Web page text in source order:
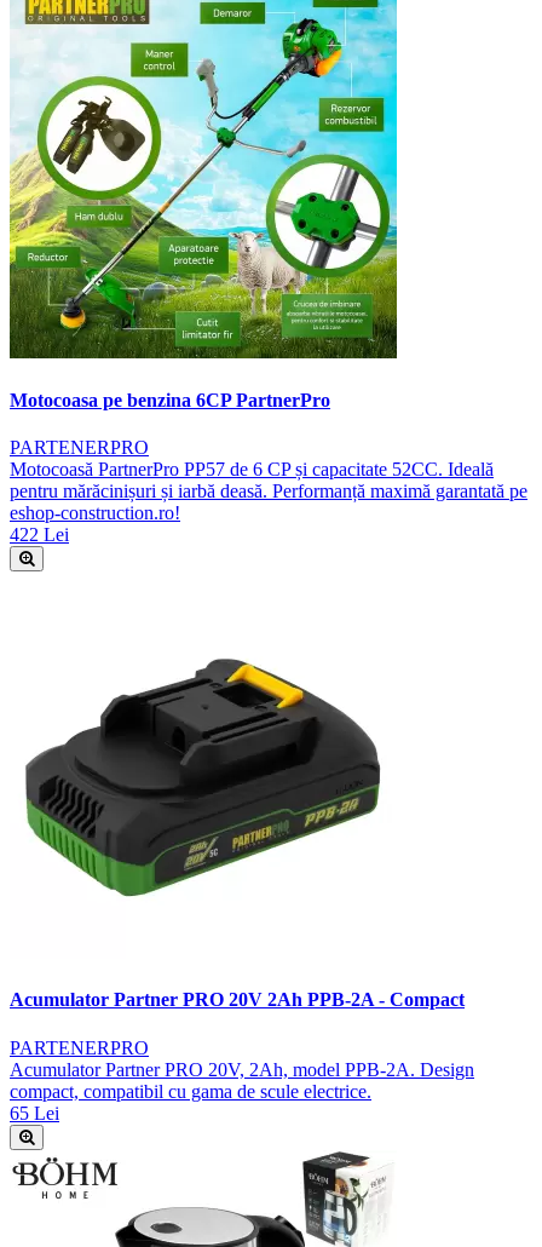
Motocoasa pe benzina 6CP PartnerPro
PARTENERPRO
Motocoasă PartnerPro PP57 de 6 CP și capacitate 52CC. Ideală
pentru mărăcinișuri și iarbă deasă. Performanță maximă garantată pe
eshop-construction.ro!
422 Lei
Acumulator Partner PRO 20V 2Ah PPB-2A - Compact
PARTENERPRO
Acumulator Partner PRO 20V, 2Ah, model PPB-2A. Design
compact, compatibil cu gama de scule electrice.
65 Lei